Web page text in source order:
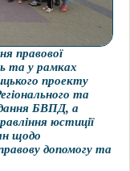
правової
та у рамках
проекту
та
БВПД, а
юстиції
щодо
допомогу та